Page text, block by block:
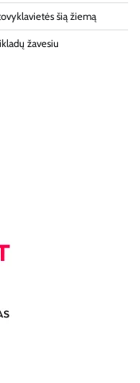
šią žiemą
žavesiu